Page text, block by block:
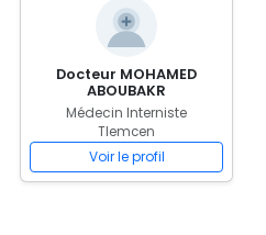
Docteur MOHAMED
ABOUBAKR
Médecin Interniste
Tlemcen
Voir le profil